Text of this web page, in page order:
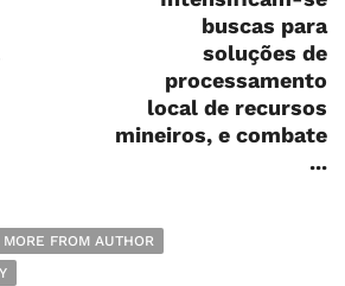
buscas para
soluções de
processamento
local de recursos
mineiros, e combate
...
MORE FROM AUTHOR